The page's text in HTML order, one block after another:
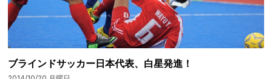
ブラインドサッカー日本代表、白星発進！